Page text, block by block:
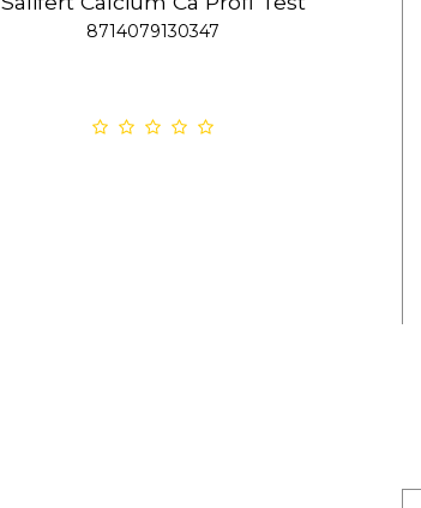
8714079130347